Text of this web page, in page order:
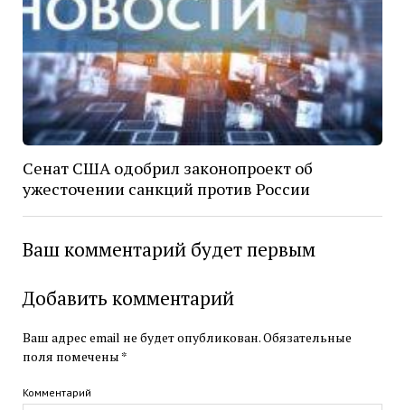
Сенат США одобрил законопроект об
ужесточении санкций против России
Ваш комментарий будет первым
Добавить комментарий
Ваш адрес email не будет опубликован.Обязательные
поля помечены *
Комментарий